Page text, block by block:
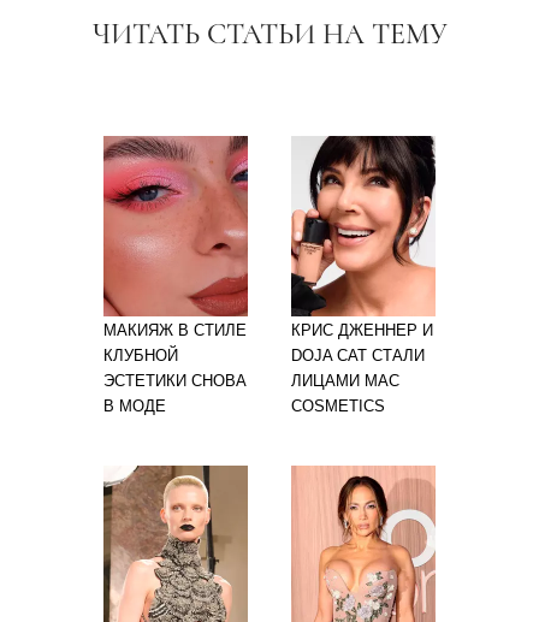
ЧИТАТЬ СТАТЬИ НА ТЕМУ
МАКИЯЖ В СТИЛЕ
КЛУБНОЙ
ЭСТЕТИКИ СНОВА
В МОДЕ
КРИС ДЖЕННЕР И
DOJA CAT СТАЛИ
ЛИЦАМИ MAC
COSMETICS